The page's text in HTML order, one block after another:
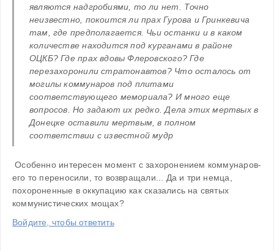
являются надгробиями, то ли нет. Точно
неизвестно, покоится ли прах Гурова и Гринкевича
там, где предполагается. Чьи останки и в каком
количестве находится под курганами в районе
ОЦКБ? Где прах вдовы Флеровского? Где
перезахоронили стратонавтов? Что осталось от
могилы коммунаров под плитами
соответствующего мемориала? И много еще
вопросов. Но задают их редко. Дела этих мертвых в
Донецке оставили мертвым, в полном
соответствии с известной мудр
Особенно интересен момент с захоронением коммунаров-
его то переносили, то возвращали... Да и три немца,
похороненные в оккупацию как сказались на святых
коммунистических мощах?
Войдите, чтобы ответить